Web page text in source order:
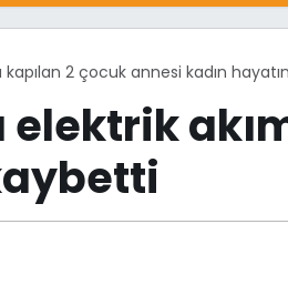
2 çocuk annesi kadın